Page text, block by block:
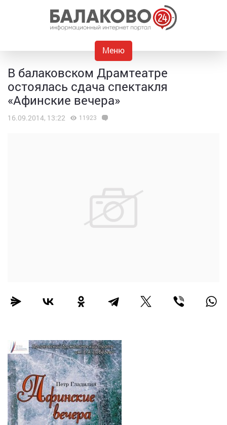
Меню
В балаковском Драмтеатре
остоялась сдача спектакля
«Афинские вечера»
16.09.2014, 13:22 11923